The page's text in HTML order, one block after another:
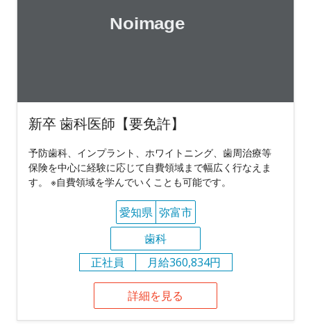
新卒 歯科医師【要免許】
予防歯科、インプラント、ホワイトニング、歯周治療等
保険を中心に経験に応じて自費領域まで幅広く行なえま
す。 ※自費領域を学んでいくことも可能です。
愛知県 弥富市
歯科
正社員
月給360,834円
詳細を見る